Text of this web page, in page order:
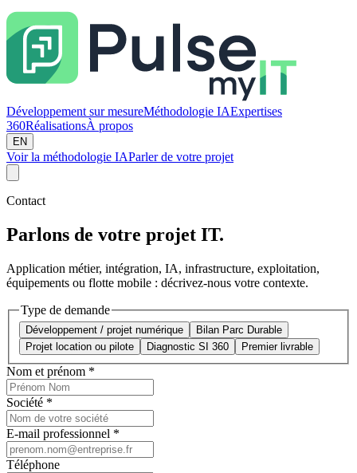
Développement sur mesureMéthodologie IAExpertises
360RéalisationsÀ propos
EN
Voir la méthodologie IAParler de votre projet
Contact
Parlons de votre projet IT.
Application métier, intégration, IA, infrastructure, exploitation,
équipements ou flotte mobile : décrivez-nous votre contexte.
Type de demande
Développement / projet numérique
Bilan Parc Durable
Projet location ou pilote
Diagnostic SI 360 Premier livrable
Nom et prénom *
Société *
E-mail professionnel *
Téléphone